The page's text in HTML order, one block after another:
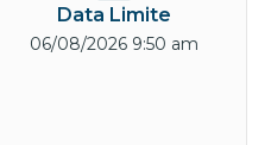
Data Limite
06/08/2026 9:50 am